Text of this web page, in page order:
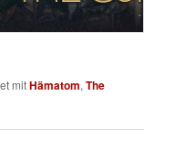
mitHämatom,The